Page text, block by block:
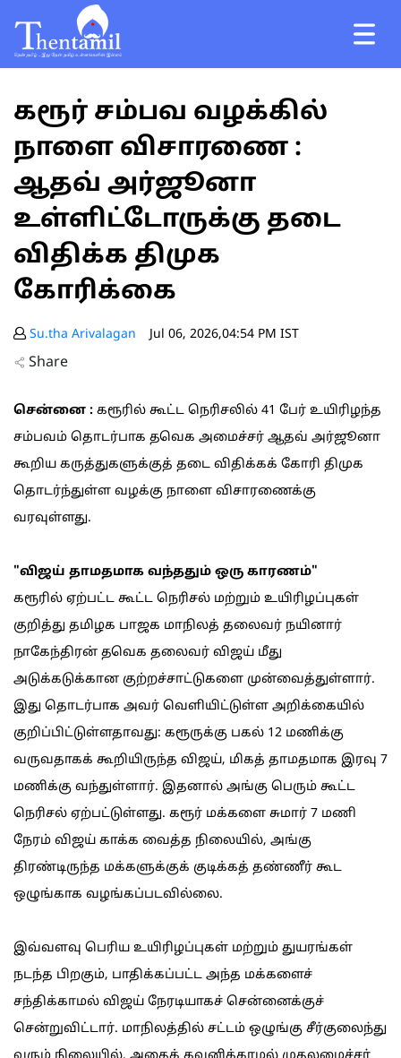
கரூர் சம்பவ வழக்கில்
நாளை விசாரணை :
ஆதவ் அர்ஜூனா
உள்ளிட்டோருக்கு தடை
விதிக்க திமுக
கோரிக்கை
Su.tha Arivalagan Jul 06, 2026,04:54 PM IST
Share
சென்னை : கரூரில் கூட்ட நெரிசலில் 41 பேர் உயிரிழந்த
சம்பவம் தொடர்பாக தவெக அமைச்சர் ஆதவ் அர்ஜூனா
கூறிய கருத்துகளுக்குத் தடை விதிக்கக் கோரி திமுக
தொடர்ந்துள்ள வழக்கு நாளை விசாரணைக்கு
வரவுள்ளது.
"விஜய் தாமதமாக வந்ததும் ஒரு காரணம்"
கரூரில் ஏற்பட்ட கூட்ட நெரிசல் மற்றும் உயிரிழப்புகள்
குறித்து தமிழக பாஜக மாநிலத் தலைவர் நயினார்
நாகேந்திரன் தவெக தலைவர் விஜய் மீது
அடுக்கடுக்கான குற்றச்சாட்டுகளை முன்வைத்துள்ளார்.
இது தொடர்பாக அவர் வெளியிட்டுள்ள அறிக்கையில்
குறிப்பிட்டுள்ளதாவது: கரூருக்கு பகல் 12 மணிக்கு
வருவதாகக் கூறியிருந்த விஜய், மிகத் தாமதமாக இரவு 7
மணிக்கு வந்துள்ளார். இதனால் அங்கு பெரும் கூட்ட
நெரிசல் ஏற்பட்டுள்ளது. கரூர் மக்களை சுமார் 7 மணி
நேரம் விஜய் காக்க வைத்த நிலையில், அங்கு
திரண்டிருந்த மக்களுக்குக் குடிக்கத் தண்ணீர் கூட
ஒழுங்காக வழங்கப்படவில்லை.
இவ்வளவு பெரிய உயிரிழப்புகள் மற்றும் துயரங்கள்
நடந்த பிறகும், பாதிக்கப்பட்ட அந்த மக்களைச்
சந்திக்காமல் விஜய் நேரடியாகச் சென்னைக்குச்
சென்றுவிட்டார். மாநிலத்தில் சட்டம் ஒழுங்கு சீர்குலைந்து